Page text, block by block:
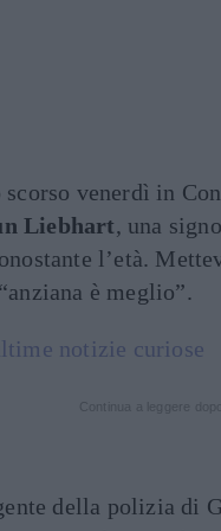
scorso venerdì in
Liebhart, una
l’età.
è meglio”.
notizie curiose
della polizia di